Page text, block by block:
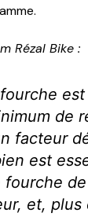
Rézal Bike :
est
facteur
est
fourche
et,